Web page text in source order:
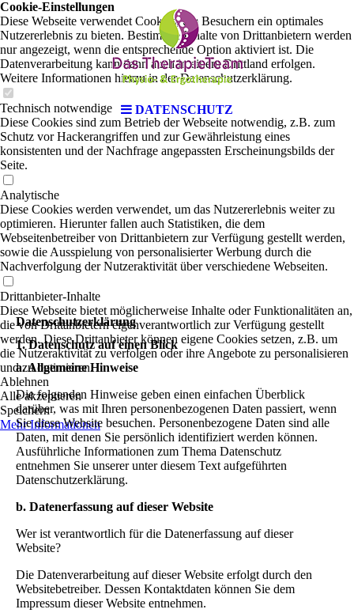
DATENSCHUTZ
Datenschutzerklärung
1. Datenschutz auf einen Blick
a. Allgemeine Hinweise
Die folgenden Hinweise geben einen einfachen Überblick
darüber, was mit Ihren personenbezogenen Daten passiert, wenn
Sie diese Website besuchen. Personenbezogene Daten sind alle
Daten, mit denen Sie persönlich identifiziert werden können.
Ausführliche Informationen zum Thema Datenschutz
entnehmen Sie unserer unter diesem Text aufgeführten
Datenschutzerklärung.
b. Datenerfassung auf dieser Website
Wer ist verantwortlich für die Datenerfassung auf dieser
Website?
Die Datenverarbeitung auf dieser Website erfolgt durch den
Websitebetreiber. Dessen Kontaktdaten können Sie dem
Impressum dieser Website entnehmen.
Cookie-Einstellungen
Diese Webseite verwendet Cookies, um Besuchern ein optimales
Nutzererlebnis zu bieten. Bestimmte Inhalte von Drittanbietern werden
nur angezeigt, wenn die entsprechende Option aktiviert ist. Die
Datenverarbeitung kann dann auch in einem Drittland erfolgen.
Weitere Informationen hierzu in der Datenschutzerklärung.
Technisch notwendige
Diese Cookies sind zum Betrieb der Webseite notwendig, z.B. zum
Schutz vor Hackerangriffen und zur Gewährleistung eines
konsistenten und der Nachfrage angepassten Erscheinungsbilds der
Seite.
Analytische
Diese Cookies werden verwendet, um das Nutzererlebnis weiter zu
optimieren. Hierunter fallen auch Statistiken, die dem
Webseitenbetreiber von Drittanbietern zur Verfügung gestellt werden,
sowie die Ausspielung von personalisierter Werbung durch die
Nachverfolgung der Nutzeraktivität über verschiedene Webseiten.
Drittanbieter-Inhalte
Diese Webseite bietet möglicherweise Inhalte oder Funktionalitäten an,
die von Drittanbietern eigenverantwortlich zur Verfügung gestellt
werden. Diese Drittanbieter können eigene Cookies setzen, z.B. um
die Nutzeraktivität zu verfolgen oder ihre Angebote zu personalisieren
und zu optimieren.
Ablehnen
Alle akzeptieren
Speichern
Mehr Informationen